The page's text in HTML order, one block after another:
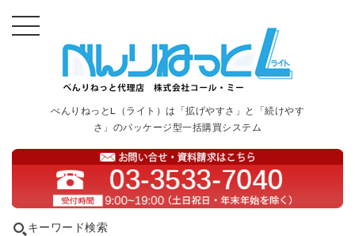
べんりねっとL（ライト）は「拡げやすさ」と「続けやす
さ」のパッケージ型一括購買システム
キーワード検索